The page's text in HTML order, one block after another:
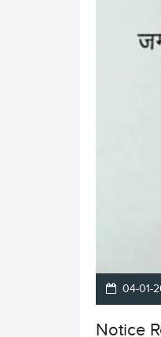
04-01-
Notice